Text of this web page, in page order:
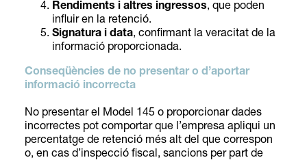
Rendiments i altres ingressos, que poden
influir en la retenció.
Signatura i data, confirmant la veracitat de la
informació proporcionada.
Conseqüències de no presentar o d’aportar
informació incorrecta
No presentar el Model 145 o proporcionar dades
incorrectes pot comportar que l’empresa apliqui un
percentatge de retenció més alt del que correspon
o, en cas d’inspecció fiscal, sancions per part de